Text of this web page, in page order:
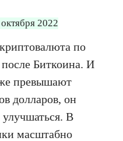
2022
по
Биткоина. И
превышают
долларов, он
улучшаться. В
масштабно